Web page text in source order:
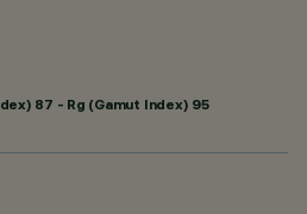
87 - Rg (Gamut Index) 95